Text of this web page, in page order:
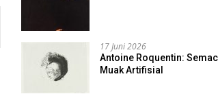
17 Juni 2026
Antoine Roquentin:
Muak Artifisial